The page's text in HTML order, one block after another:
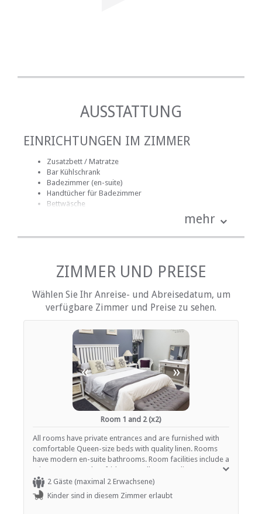
AUSSTATTUNG
EINRICHTUNGEN IM ZIMMER
Zusatzbett / Matratze
Bar Kühlschrank
Badezimmer (en-suite)
Handtücher für Badezimmer
Bettwäsche
Fan
Terrasse / Veranda / Balkon
Privater Pool
Rauchen: nicht erlaubt
Tee- und Kaffeekocher
Fernsehen (mit M-Net)
Fernsehen (mit Satellit)
EINRICHTUNGEN AUF DEM GELÄNDE
Kinderfreundlich (alle Altersgruppen)
Zimmerreinigung (täglich)
Parkplatz (Garage)
Parkplatz (abseits der Straße)
Safe (Rezeption)
Sicherheit (Alarmanlage)
Rauchen: Nicht drinnen
Schwimmbad
ESSEN UND TRINKEN
mehr
ZIMMER UND PREISE
Wählen Sie Ihr Anreise- und Abreisedatum, um
verfügbare Zimmer und Preise zu sehen.
« »
Room 1 and 2 (x2)
All rooms have private entrances and are furnished with
comfortable Queen-size beds with quality linen. Rooms
have modern en-suite bathrooms. Room facilities include a
microwave oven, bar fridge as well as complimentary
coffee, tea, milk and sugar. Crockery is also provided
should guests want to order a take away meal.
2 Gäste (maximal 2 Erwachsene)
Kinder sind in diesem Zimmer erlaubt